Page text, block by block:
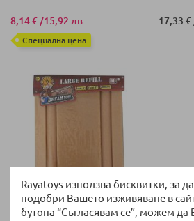
Rayatoys използва бисквитки, за
подобри Вашето изживяване в
бутона “Съгласявам се”, можем
8,14 € /15,92 лв.
Специална цена
17,33 €
НАЛИЧНО